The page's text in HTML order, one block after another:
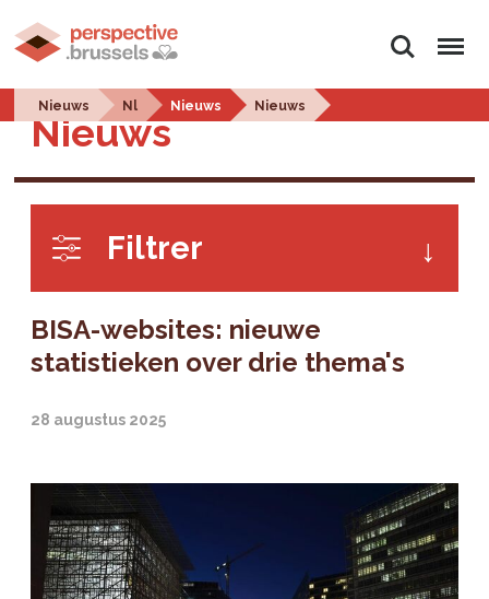
Zoeken Menu
Nieuws Nl Nieuws Nieuws
Nieuws
Filtrer
BISA-websites: nieuwe
statistieken over drie thema's
28 augustus 2025